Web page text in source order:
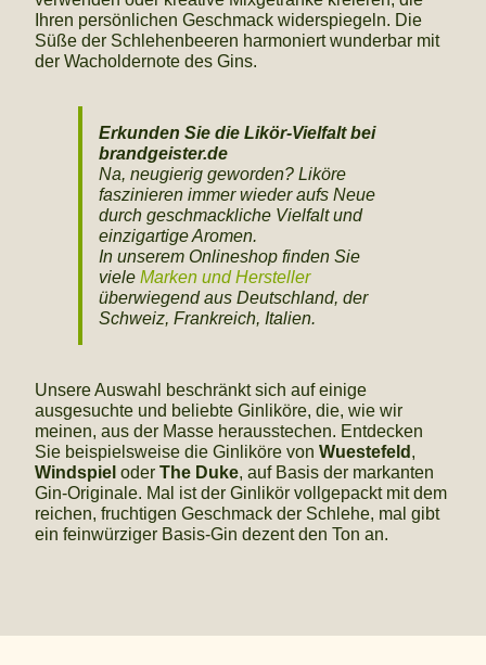
Ihren persönlichen Geschmack widerspiegeln. Die
Süße der Schlehenbeeren harmoniert wunderbar mit
der Wacholdernote des Gins.
Erkunden Sie die Likör-Vielfalt bei
brandgeister.de
Na, neugierig geworden? Liköre
faszinieren immer wieder aufs Neue
durch geschmackliche Vielfalt und
einzigartige Aromen.
In unserem Onlineshop finden Sie
viele Marken und Hersteller
überwiegend aus Deutschland, der
Schweiz, Frankreich, Italien.
Unsere Auswahl beschränkt sich auf einige
ausgesuchte und beliebte Ginliköre, die, wie wir
meinen, aus der Masse herausstechen. Entdecken
Sie beispielsweise die Ginliköre von Wuestefeld ,
Windspiel oder The Duke, auf Basis der markanten
Gin-Originale. Mal ist der Ginlikör vollgepackt mit dem
reichen, fruchtigen Geschmack der Schlehe, mal gibt
ein feinwürziger Basis-Gin dezent den Ton an.